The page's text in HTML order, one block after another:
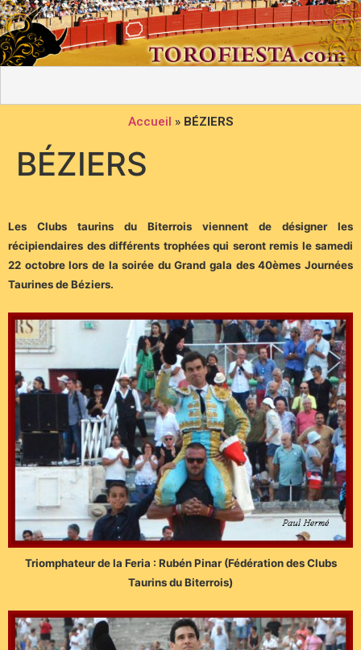
Accueil » BÉZIERS
BÉZIERS
Les Clubs taurins du Biterrois viennent de désigner les
récipiendaires des différents trophées qui seront remis le samedi
22 octobre lors de la soirée du Grand gala des 40èmes Journées
Taurines de Béziers.
Triomphateur de la Feria : Rubén Pinar (Fédération des Clubs
Taurins du Biterrois)